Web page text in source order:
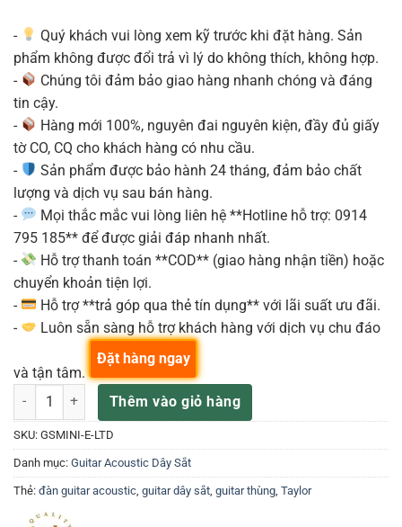
-
Quý khách vui lòng xem kỹ trước khi đặt hàng. Sản
phẩm không được đổi trả vì lý do không thích, không hợp.
-
Chúng tôi đảm bảo giao hàng nhanh chóng và đáng
tin cậy.
-
Hàng mới 100%, nguyên đai nguyên kiện, đầy đủ giấy
tờ CO, CQ cho khách hàng có nhu cầu.
-
Sản phẩm được bảo hành 24 tháng, đảm bảo chất
lượng và dịch vụ sau bán hàng.
-
Mọi thắc mắc vui lòng liên hệ **Hotline hỗ trợ: 0914
795 185** để được giải đáp nhanh nhất.
-
Hỗ trợ thanh toán **COD** (giao hàng nhận tiền) hoặc
chuyển khoản tiện lợi.
-
Hỗ trợ **trả góp qua thẻ tín dụng** với lãi suất ưu đãi.
-
Luôn sẵn sàng hỗ trợ khách hàng với dịch vụ chu đáo
và tận tâm.
Đàn Guitar Taylor GS Mini-e LTD Ovangkol số lượng
Thêm vào giỏ hàng
Đặt hàng ngay
SKU: GSMINI-E-LTD
Danh mục: Guitar Acoustic Dây Sắt
Thẻ: đàn guitar acoustic guitar dây sắt guitar thùng Taylor